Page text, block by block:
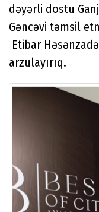
dəyərli dostu
Gəncəvi təmsil
Etibar
arzulayırıq.